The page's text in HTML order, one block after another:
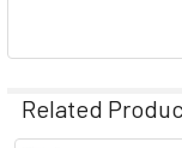
Related